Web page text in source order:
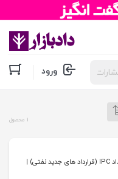
ورود
1 محصول
اصول حاکم بر قرارداد IPC (قرارداد های جدید نفتی) |